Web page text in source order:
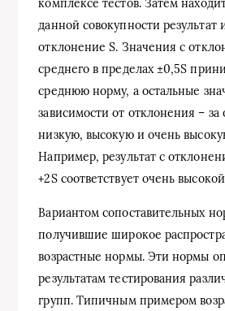
комплексе тестов. Затем
данной совокупности результат
отклонение S. Значения с
среднего в пределах ±0,5S
среднюю норму, а остальные
зависимости от отклонения – за
низкую, высокую и очень
Например, результат с
+2S соответствует очень
Вариантом сопоставительных
получившие широкое
возрастные нормы. Эти нормы
результатам тестирования
групп. Типичным примером